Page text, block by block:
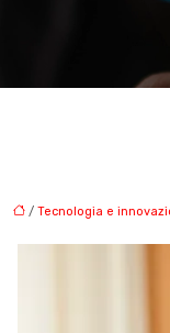
/ Tecnologia e